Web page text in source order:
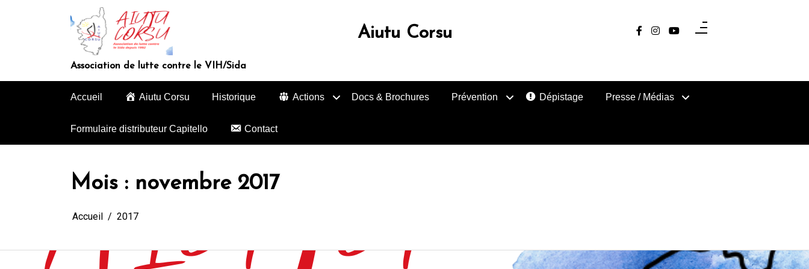
Aiutu Corsu
Association de lutte contre le VIH/Sida
Accueil Aiutu Corsu Historique Actions Docs & Brochures Prévention Dépistage Presse / Médias
Formulaire distributeur Capitello Contact
Mois : novembre 2017
Accueil 2017